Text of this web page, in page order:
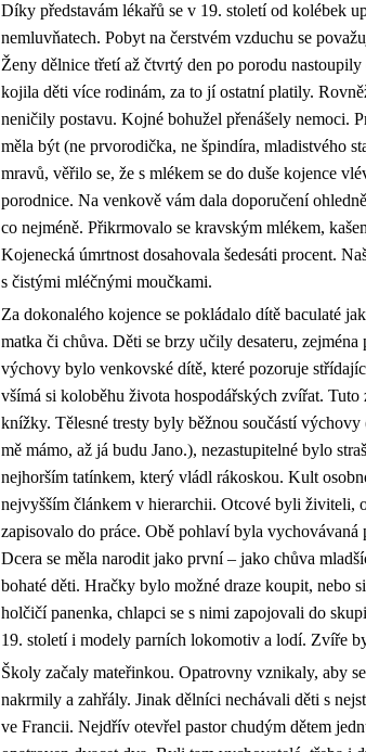
Díky představám lékařů se v 19. století od kolébek
nemluvňatech. Pobyt na čerstvém vzduchu se
Ženy dělnice třetí až čtvrtý den po porodu
kojila děti více rodinám, za to jí ostatní platily.
neničily postavu. Kojné bohužel přenášely nemoci.
měla být (ne prvorodička, ne špindíra, mladistvého
mravů, věřilo se, že s mlékem se do duše kojence
porodnice. Na venkově vám dala doporučení
co nejméně. Přikrmovalo se kravským mlékem,
Kojenecká úmrtnost dosahovala šedesáti procent.
s čistými mléčnými moučkami.
Za dokonalého kojence se pokládalo dítě baculaté
matka či chůva. Děti se brzy učily desateru,
výchovy bylo venkovské dítě, které pozoruje
všímá si koloběhu života hospodářských zvířat.
knížky. Tělesné tresty byly běžnou součástí
mě mámo, až já budu Jano.), nezastupitelné bylo
nejhorším tatínkem, který vládl rákoskou. Kult
nejvyšším článkem v hierarchii. Otcové byli živiteli,
zapisovalo do práce. Obě pohlaví byla
Dcera se měla narodit jako první – jako chůva
bohaté děti. Hračky bylo možné draze koupit, nebo
holčičí panenka, chlapci se s nimi zapojovali do
19. století i modely parních lokomotiv a lodí. Zvíře
Školy začaly mateřinkou. Opatrovny vznikaly, aby
nakrmily a zahřály. Jinak dělníci nechávali děti s
ve Francii. Nejdřív otevřel pastor chudým dětem